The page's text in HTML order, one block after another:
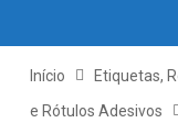
Início Etiquetas,
e Rótulos Adesivos